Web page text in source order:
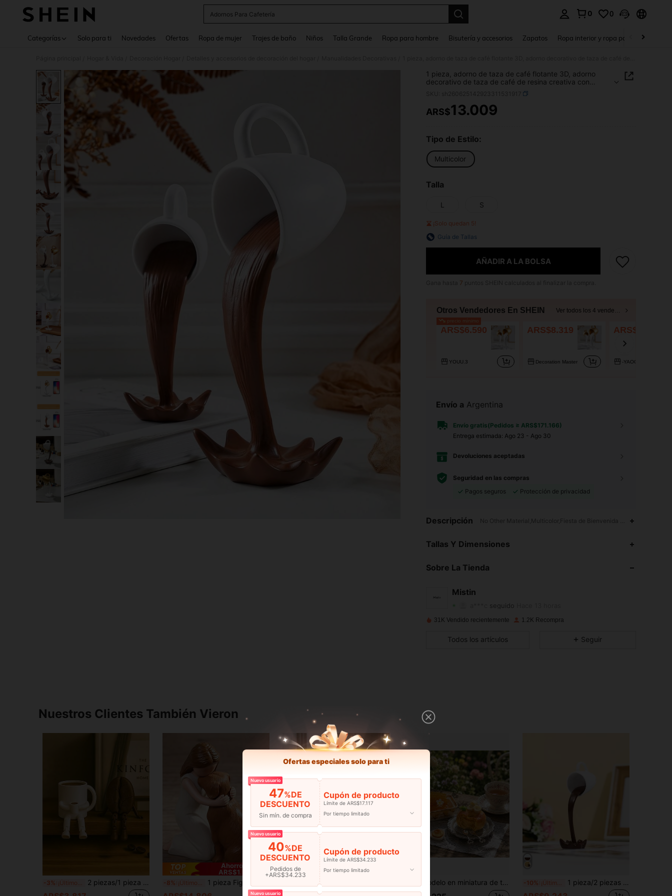
Adornos Para Cafetería
0 0
Categorías Solo para ti Novedades Ofertas Ropa de mujer Trajes de baño Niños Talla Grande Ropa para hombre Bisutería y accesorios Zapatos Ropa interior y ropa para dormir
1 pieza, adorno de taza de café flotante 3D, adorno
decorativo de taza de café de resina creativa con
efecto antigravedad, adecuado para decoración del
hogar, cafetería y accesorios de fotografía creativa
PRICE AND AVAILABILITY
ARS$13.009
Tipo de Estilo:
Multicolor
Talla
L S
¡Solo quedan 5!
Guía de Tallas
AÑADIR A LA BOLSA
7
Otros Vendedores En SHEIN Ver todos los 4 vendedores
ARS$6.590
YOUU.3
ARS$8.319
Decoration Master
ARS$11.177
-YAOCHEN
Envío a Argentina
Envío gratis(Pedidos ≥ ARS$171.166)
Entrega estimada: Ago 23 - Ago 30
Devoluciones aceptadas
Seguridad en las compras
Pagos seguros
Protección de privacidad
Descripción No Other Material,Multicolor,Fiesta de Bienvenida al Bebé,Fiesta
Tallas Y Dimensiones
Sobre La Tienda
Mistin
4,65
4,65
4,65
seguido
4,65
31K Vendido recientemente 1.2K Recompra
Todos los artículos Seguir
Nuestros Clientes También Vieron
-3% 2 piezas/1 pieza Figuras de taza de café y grano de café lindas con piernas móviles - Material PLA Decoración de escritorio, diseño moderno, perfecto para decoración de rincón de café, colgante de estudiante, decoración de computadora de oficina, regalo divertido para amantes del café, decoración del hogar y oficina, decoración de estantería encantadora, decoración de cafetería, decoración móvil, figura coleccionable
Ahorro de
ARS$1.284
-8% 1 pieza Figura decorativa de resina de una niña abrazando a un perro, escultura artesanal de animal, decoración cálida y sanadora para el hogar en la sala de estar, dormitorio, mesa, regalo ideal para amantes de las mascotas y amigos 1 pieza Tope de puerta con forma de cachorro lindo, cuña de puerta con forma de Labrador 3D, soporte de puerta estable con inclinación antideslizante, evita que la puerta se cierre automáticamente y atrape los dedos, opciones de color dual blanco/rosa minimalista, adecuado para dormitorio, entrada, no daña la puerta de madera ni el piso, decoración del hogar divertida y curativa, decoración práctica para alquiler y hogar, accesorio de decoración suave único para regalos de Navidad, cumpleaños, regalos de Navidad para mujeres, decoración y accesorios de oficina, Halloween, decoración de la puerta principal Modelo en miniatura de té de la tarde para casa de muñecas a escala 1:12, adorno de escritorio en miniatura, decoración para estantería de oficina, exhibición de mini cafetería y accesorio para fotografía de alimentos -10% 1 pieza/2 piezas Taza de café flotante, adorno artístico de decoración de escritorio para el hogar
Ofertas especiales solo para ti
Nuevo usuario
47%DE
DESCUENTO
Sin mín. de compra
Cupón de producto
Límite de ARS$17.117
Por tiempo limitado
Nuevo usuario
40%DE
DESCUENTO
Pedidos de
+ARS$34.233
Cupón de producto
Límite de ARS$34.233
Por tiempo limitado
Nuevo usuario